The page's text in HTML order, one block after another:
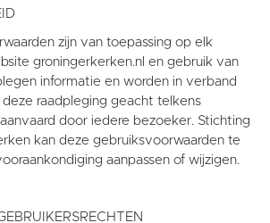
zijn van toepassing op elk
groningerkerken.nl en gebruik van
informatie en worden in verband
raadpleging geacht telkens
door iedere bezoeker. Stichting
kan deze gebruiksvoorwaarden te
aanpassen of wijzigen.